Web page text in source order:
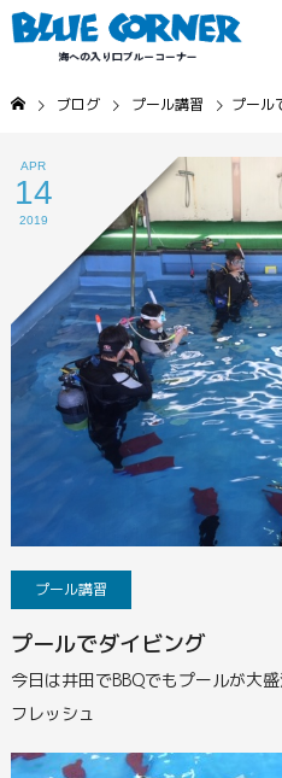
ブログ プール講習 プール
APR
14
2019
プール講習
プールでダイビング
今日は井田でBBQでもプールが大盛
フレッシュ